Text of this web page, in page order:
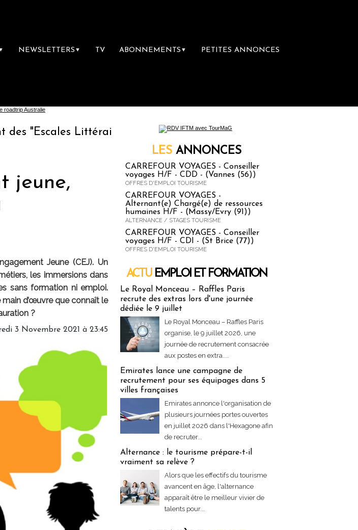
NEWSLETTERS ▼ TV ABONNEMENTS ▼ PETITES ANNONCES
Littéraires", la première librairie du voyage
jeune,
Jeune (CEJ). Un
les immersions dans
sans formation ni emploi.
main d’œuvre que connaît le
?
3 Novembre 2021 à 23:45
LES ANNONCES
CARREFOUR VOYAGES - Conseiller
voyages H/F - CDD - (Vannes (56))
OFFRES D'EMPLOI TOURISME
CARREFOUR VOYAGES -
Alternant(e) Chargé(e) de ressources
humaines H/F - (Massy/Evry (91))
ALTERNANCE / STAGES TOURISME
CARREFOUR VOYAGES - Conseiller
voyages H/F - CDI - (St Brice (77))
OFFRES D'EMPLOI TOURISME
ACTU EMPLOI ET FORMATION
Le Royal Monceau – Raffles Paris
recrute des extras lors d'une journée
dédiée le 9 juillet
Le Royal Monceau – Raffles Paris
organise, le 9 juillet 2026, une
journée de recrutement consacrée
aux postes en extra....
Emirates lance une campagne de
recrutement pour ses équipages dans 5
villes françaises
Emirates annonce l'organisation de
plusieurs journées portes ouvertes
en juillet 2026 dans l'Hexagone afin
de recruter...
Alternance : le tourisme prépare-t-il
vraiment sa relève ?
Alors que les effectifs du tourisme
avancent en âge, l'alternance
apparaît être le meilleur vivier de
talents pour...